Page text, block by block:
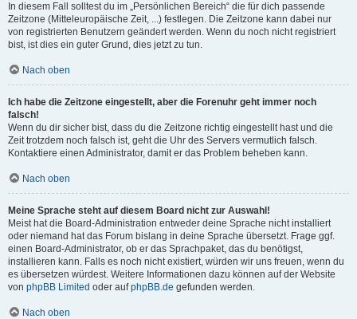
In diesem Fall solltest du im „Persönlichen Bereich“ die für dich passende
Zeitzone (Mitteleuropäische Zeit, ...) festlegen. Die Zeitzone kann dabei nur
von registrierten Benutzern geändert werden. Wenn du noch nicht registriert
bist, ist dies ein guter Grund, dies jetzt zu tun.
Nach oben
Ich habe die Zeitzone eingestellt, aber die Forenuhr geht immer noch
falsch!
Wenn du dir sicher bist, dass du die Zeitzone richtig eingestellt hast und die
Zeit trotzdem noch falsch ist, geht die Uhr des Servers vermutlich falsch.
Kontaktiere einen Administrator, damit er das Problem beheben kann.
Nach oben
Meine Sprache steht auf diesem Board nicht zur Auswahl!
Meist hat die Board-Administration entweder deine Sprache nicht installiert
oder niemand hat das Forum bislang in deine Sprache übersetzt. Frage ggf.
einen Board-Administrator, ob er das Sprachpaket, das du benötigst,
installieren kann. Falls es noch nicht existiert, würden wir uns freuen, wenn du
es übersetzen würdest. Weitere Informationen dazu können auf der Website
von phpBB Limited oder aufphpBB.de gefunden werden.
Nach oben